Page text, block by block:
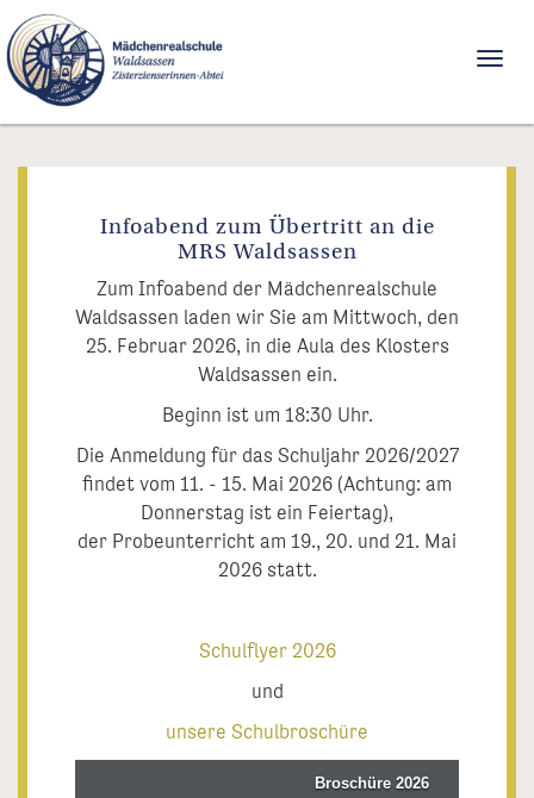
Infoabend zum Übertritt an die
MRS Waldsassen
Zum Infoabend der Mädchenrealschule
Waldsassen laden wir Sie am Mittwoch, den
25. Februar 2026, in die Aula des Klosters
Waldsassen ein.
Beginn ist um 18:30 Uhr.
Die Anmeldung für das Schuljahr 2026/2027
findet vom 11. - 15. Mai 2026 (Achtung: am
Donnerstag ist ein Feiertag),
der Probeunterricht am 19., 20. und 21. Mai
2026 statt.
Schulflyer 2026
und
unsere Schulbroschüre